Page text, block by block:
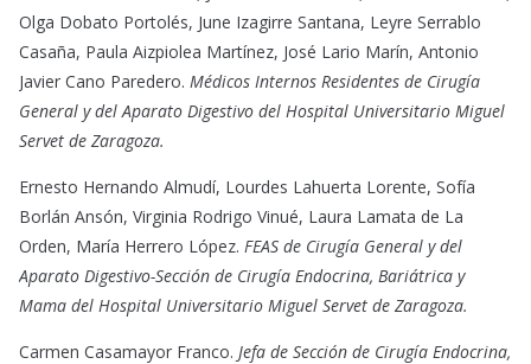
Olga Dobato Portolés, June Izagirre Santana, Leyre Serrablo
Casaña, Paula Aizpiolea Martínez, José Lario Marín, Antonio
Javier Cano Paredero. Médicos Internos Residentes de Cirugía
General y del Aparato Digestivo del Hospital Universitario Miguel
Servet de Zaragoza.
Ernesto Hernando Almudí, Lourdes Lahuerta Lorente, Sofía
Borlán Ansón, Virginia Rodrigo Vinué, Laura Lamata de La
Orden, María Herrero López. FEAS de Cirugía General y del
Aparato Digestivo-Sección de Cirugía Endocrina, Bariátrica y
Mama del Hospital Universitario Miguel Servet de Zaragoza.
Carmen Casamayor Franco. Jefa de Sección de Cirugía Endocrina,